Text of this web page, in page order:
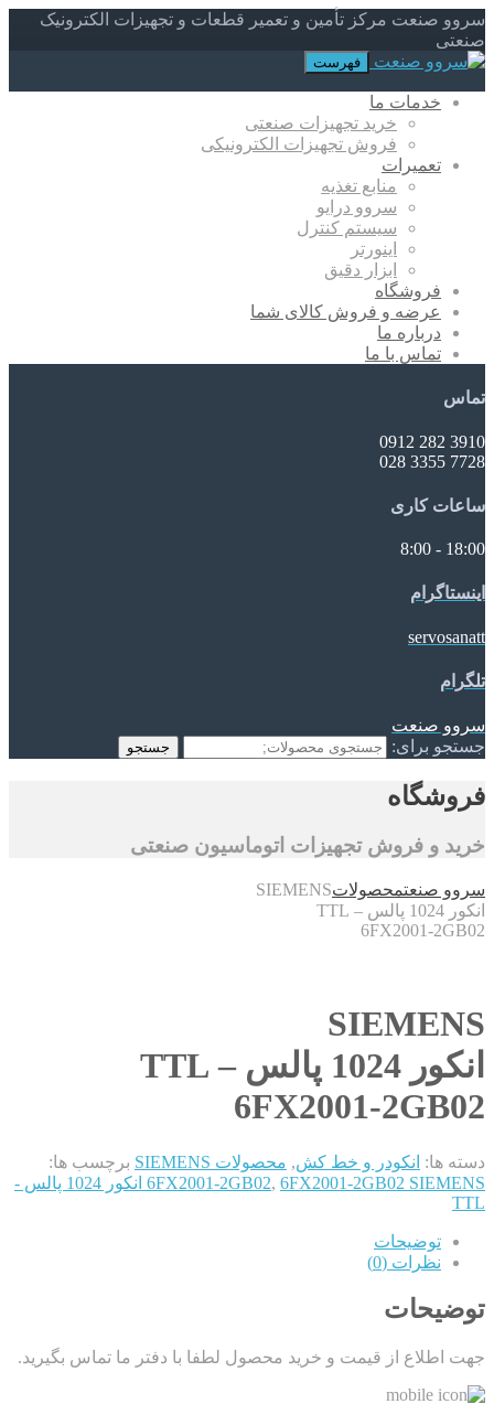
سروو صنعت مرکز تأمین و تعمیر قطعات و تجهیزات الکترونیک
صنعتی
فهرست
خدمات ما
خرید تجهیزات صنعتی
فروش تجهیزات الکترونیکی
تعمیرات
منابع تغذیه
سروو درایو
سیستم کنترل
اینورتر
ابزار دقیق
فروشگاه
عرضه و فروش کالای شما
درباره ما
تماس با ما
تماس
3910 282 0912
7728 3355 028
ساعات کاری
18:00 - 8:00
اینستاگرام
servosanatt
تلگرام
سروو صنعت
جستجو برای:
جستجو
فروشگاه
خرید و فروش تجهیزات اتوماسیون صنعتی
سروو صنعتمحصولاتSIEMENS
انکور 1024 پالس – TTL
6FX2001-2GB02
SIEMENS
انکور 1024 پالس – TTL
6FX2001-2GB02
دسته ها: انکودر و خط کش, محصولات SIEMENS
برچسب ها:
6FX2001-2GB02,
6FX2001-2GB02 SIEMENS انکور 1024 پالس -
TTL
توضیحات
نظرات (0)
توضیحات
جهت اطلاع از قیمت و خرید محصول لطفا با دفتر ما تماس بگیرید.